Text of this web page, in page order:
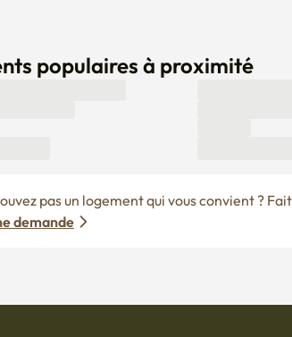
populaires à proximité
pas un logement qui vous convient ?
demande